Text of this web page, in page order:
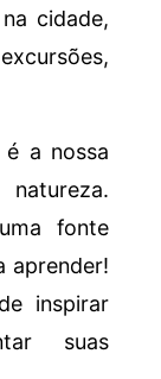
cidade,
a nossa
fonte
aprender!
inspirar
suas